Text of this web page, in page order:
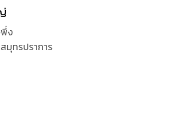
ง
มุทรปราการ